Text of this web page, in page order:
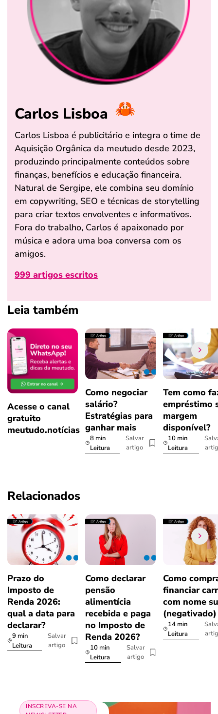
Carlos Lisboa
Carlos Lisboa é publicitário e integra o time de
Aquisição Orgânica da meutudo desde 2023,
produzindo principalmente conteúdos sobre
finanças, benefícios e educação financeira.
Natural de Sergipe, ele combina seu domínio
em copywriting, SEO e técnicas de storytelling
para criar textos envolventes e informativos.
Fora do trabalho, Carlos é apaixonado por
música e adora uma boa conversa com os
amigos.
999 artigos escritos
Leia também
Acesse o canal
gratuito
meutudo.notícias
Como negociar
salário?
Estratégias para
ganhar mais
8 min
Leitura
Salvar
artigo
Tem como
empréstimo
margem
disponível?
10 min
Leitura
Relacionados
Prazo do
Imposto de
Renda 2026:
qual a data para
declarar?
9 min
Leitura
Salvar
artigo
Como declarar
pensão
alimentícia
recebida e paga
no Imposto de
Renda 2026?
10 min
Leitura
Salvar
artigo
Como
financiar
com nome
(negativado)
14 min
Leitura
INSCREVA-SE NA